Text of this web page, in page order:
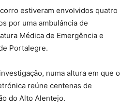
estiveram envolvidos quatro
por uma ambulância de
Médica de Emergência e
Portalegre.
numa altura em que o
reúne centenas de
do Alto Alentejo.